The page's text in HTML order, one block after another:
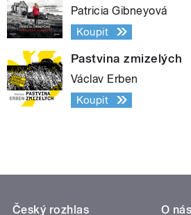
Patricia Gibneyová
Koupit
Pastvina zmizelých
Václav Erben
Koupit
Český rozhlas
O nás